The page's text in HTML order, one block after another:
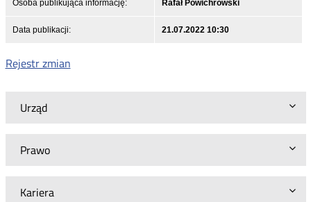
Urząd
Prawo
Kariera
Osoba publikująca informację: Rafał Powichrowski
Data publikacji: 21.07.2022 10:30
Rejestr zmian